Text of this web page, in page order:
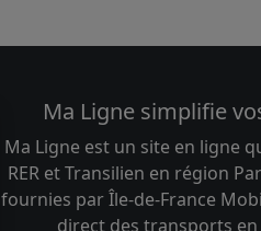
Ma Ligne simplifie
Ma Ligne est un site en ligne
RER et Transilien en région
fournies par Île-de-France
direct des transports